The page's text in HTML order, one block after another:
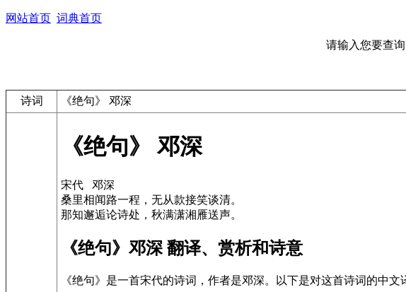
网站首页 词典首页
请输入您要查询
诗词 《绝句》 邓深
《绝句》 邓深
宋代 邓深
桑里相闻路一程，无从款接笑谈清。
那知邂逅论诗处，秋满潇湘雁送声。
《绝句》邓深 翻译、赏析和诗意
《绝句》是一首宋代的诗词，作者是邓深。以下是对这首诗词的中文